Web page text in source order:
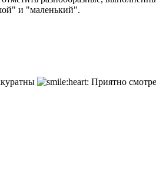
и "маленький".
Приятно